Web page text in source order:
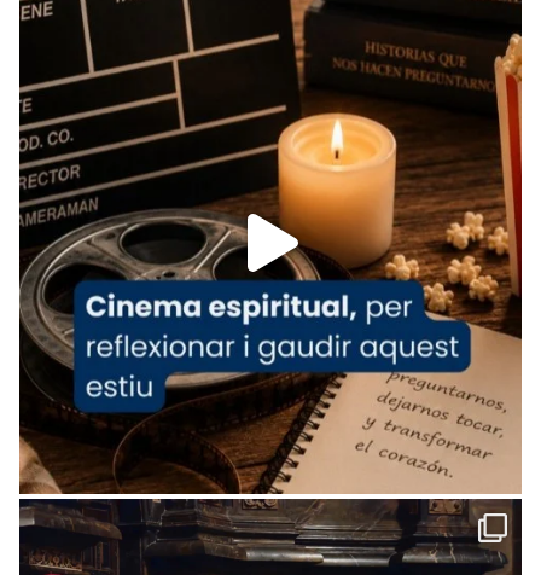
Recupera l'entrevista comp
Vatican
tican News 👇
www.vaticannews.va/es/iglesia/news/2026-
07/carmina-historia-depresion-papa-viaje-
espana-testimoni...
Foto
View on Facebook · Share
Arquebisbat de Barcelona
2 weeks ago
«Avui les santes Juliana i Semproniana ens
ajuden a alçar la mirada»
Mons. Sergi Gordo, bisbe de Tortosa, ha
presidit aquest 27 de juliol la missa de Les
Santes de Mataró.
🔗tinyurl.com/cvu5jmbk